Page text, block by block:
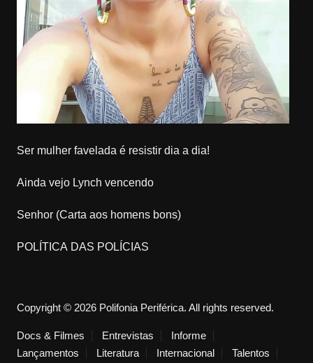
Ser mulher favelada é resistir dia a dia!
Ainda vejo Lynch vencendo
Senhor (Carta aos homens bons)
POLÍTICA DAS POLÍCIAS
Copyright © 2026 Polifonia Periférica. All rights reserved.
Docs & Filmes Entrevistas
Informe
Lançamentos
Literatura Internacional Talentos